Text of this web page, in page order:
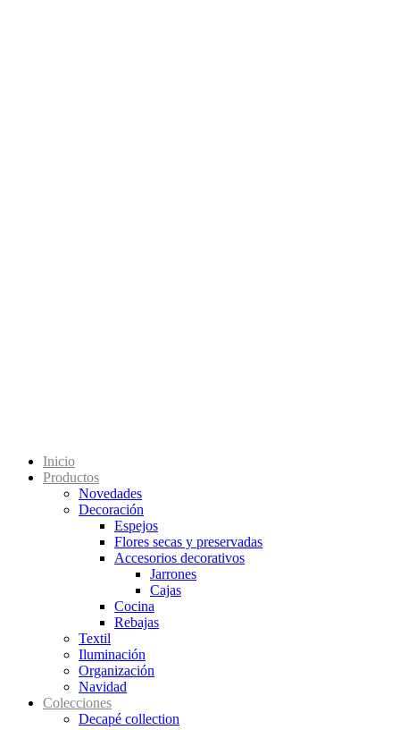
Inicio
Productos
Novedades
Decoración
Espejos
Flores secas y preservadas
Accesorios decorativos
Jarrones
Cajas
Cocina
Rebajas
Textil
Iluminación
Organización
Navidad
Colecciones
Decapé collection